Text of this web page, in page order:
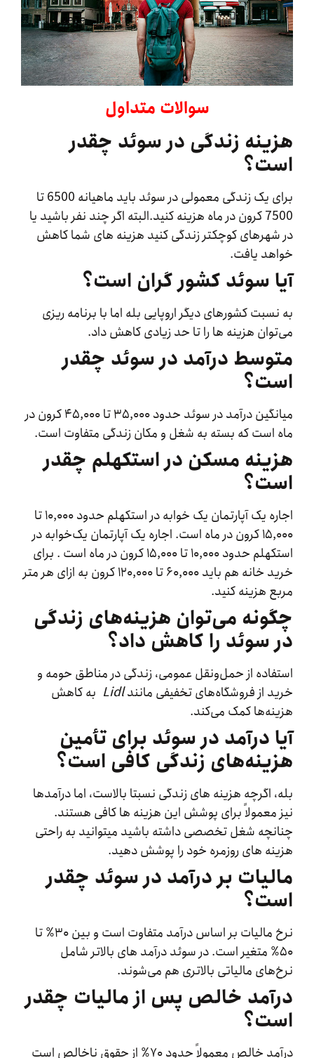
سوالات متداول
زندگی در سوئد چقدر
برای یک زندگی معمولی در سوئد باید ماهیانه 6500 تا
7500 کرون در ماه هزینه کنید.البته اگر چند نفر باشید یا
کوچکتر زندگی کنید هزینه های شما کاهش
یافت.
سوئد کشور گران است؟
کشورهای دیگر اروپایی بله اما با برنامه‌ ریزی
هزینه‌ ها را تا حد زیادی کاهش داد.
درآمد در سوئد چقدر
میانگین درآمد در سوئد حدود ۳۵,۰۰۰ تا ۴۵,۰۰۰ کرون در
که بسته به شغل و مکان زندگی متفاوت است.
مسکن در استکهلم چقدر
اجاره یک آپارتمان یک‌ خوابه در استکهلم حدود ۱۰,۰۰۰ تا
۱۵,۰۰۰ کرون در ماه است. اجاره یک آپارتمان یک‌خوابه در
استکهلم حدود ۱۰,۰۰۰ تا ۱۵,۰۰۰ کرون در ماه است . برای
خرید خانه هم باید ۶۰,۰۰۰ تا ۱۲۰,۰۰۰ کرون به ازای هر متر
هزینه کنید.
می‌توان هزینه‌های زندگی
را کاهش داد؟
از حمل‌ونقل عمومی، زندگی در مناطق حومه و
از فروشگاه‌های تخفیفی مانندLidlبه کاهش
کمک می‌کند.
درآمد در سوئد برای تأمین
زندگی کافی است؟
اگرچه هزینه‌ های زندگی نسبتا بالاست، اما درآمدها
برای پوشش این هزینه‌ ها کافی هستند.
شغل تخصصی داشته باشید میتوانید به راحتی
های روزمره خود را پوشش دهید.
بر درآمد در سوئد چقدر
نرخ مالیات بر اساس درآمد متفاوت است و بین ۳۰٪ تا
متغیر است. در سوئد درآمد های بالاتر شامل
مالیاتی بالاتری هم می‌شوند.
خالص پس از مالیات چقدر
درآمد خالص معمولاً حدود ۷۰٪ از حقوق ناخالص است